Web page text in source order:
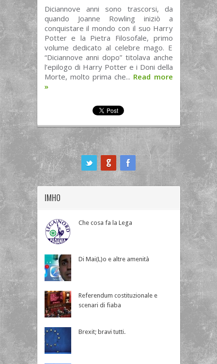
Diciannove anni sono trascorsi, da
quando Joanne Rowling iniziò a
conquistare il mondo con il suo Harry
Potter e la Pietra Filosofale, primo
volume dedicato al celebre mago. E
“Diciannove anni dopo” titolava anche
l’epilogo di Harry Potter e i Doni della
Morte, molto prima che... Read more
»
IMHO
Che cosa fa la Lega
Di Mai(L)o e altre amenità
Referendum costituzionale e
scenari di fiaba
Brexit; bravi tutti.